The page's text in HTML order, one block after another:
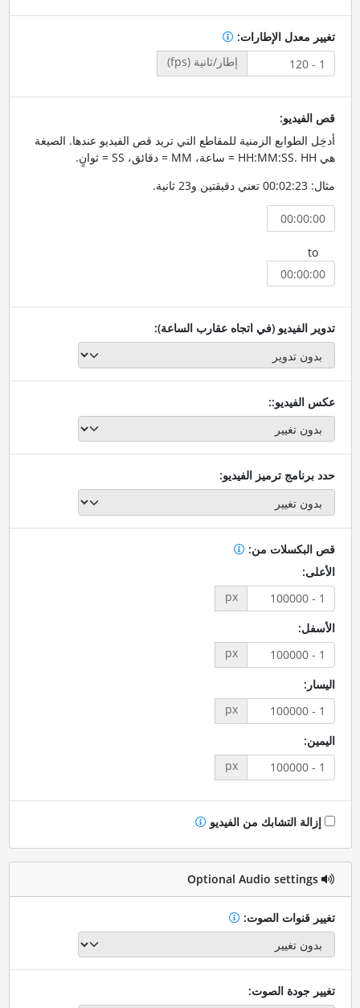
تغيير معدل الإطارات:
إطار/ثانية (fps)
قص الفيديو:
أدخِل الطوابع الزمنية للمقاطع التي تريد قص الفيديو عندها. الصيغة
هي HH:MM:SS. HH = ساعة، MM = دقائق، SS = ثوانٍ.
مثال: 00:02:23 تعني دقيقتين و23 ثانية.
to
تدوير الفيديو (في اتجاه عقارب الساعة):
عكس الفيديو::
حدد برنامج ترميز الفيديو:
قص البكسلات من:
الأعلى:
px
الأسفل:
px
اليسار:
px
اليمين:
px
إزالة التشابك من الفيديو
Optional Audio settings
تغيير قنوات الصوت:
تغيير جودة الصوت: